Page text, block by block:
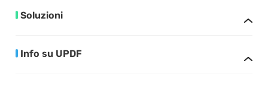
Soluzioni
Info su UPDF